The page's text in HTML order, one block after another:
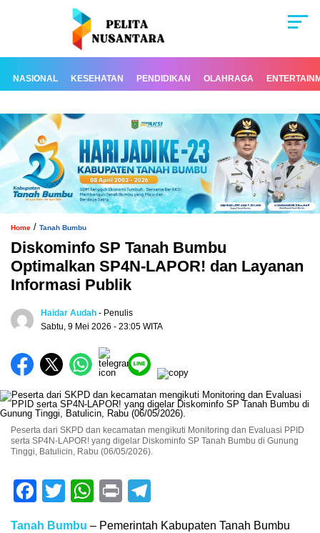
NASIONAL KESEHATAN PENDIDIKAN OLAHRAGA
Home / Tanah Bumbu
Diskominfo SP Tanah Bumbu
Optimalkan SP4N-LAPOR! dan Layanan
Informasi Publik
Haidar Audah - Penulis
Sabtu, 9 Mei 2026 - 23:05 WITA
Peserta dari SKPD dan kecamatan mengikuti Monitoring dan Evaluasi PPID
serta SP4N-LAPOR! yang digelar Diskominfo SP Tanah Bumbu di Gunung
Tinggi, Batulicin, Rabu (06/05/2026).
Facebook
TwitterWhatsApp
Print
Tanah Bumbu – Pemerintah Kabupaten Tanah Bumbu